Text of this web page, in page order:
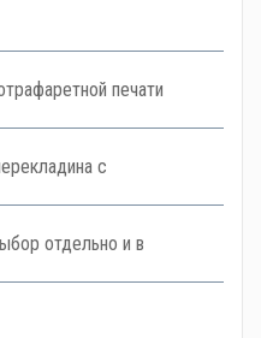
печати
с
отдельно и в